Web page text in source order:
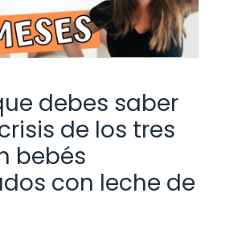
debes saber
de los tres
bebés
con leche de